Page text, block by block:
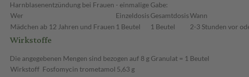
Harnblasenentzündung bei Frauen - einmalige Gabe:
Wer
Einzeldosis GesamtdosisWann
Mädchen ab 12 Jahren und Frauen 1 Beutel 1 Beutel 2-3 Stunden vor
Wirkstoffe
Die angegebenen Mengen sind bezogen auf 8 g Granulat = 1 Beutel
Wirkstoff Fosfomycin trometamol 5,63 g